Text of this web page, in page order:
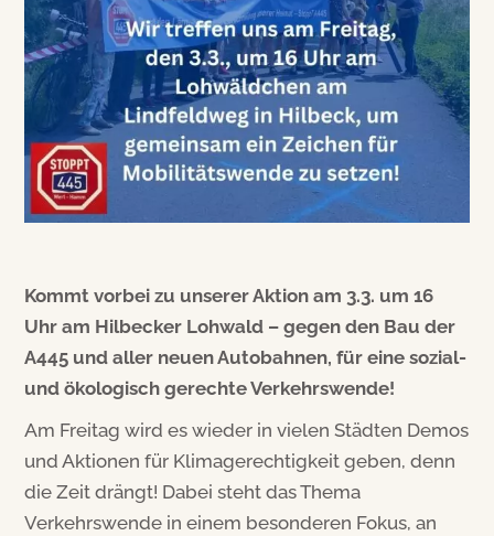
Kommt vorbei zu unserer Aktion am 3.3. um 16
Uhr am Hilbecker Lohwald – gegen den Bau der
A445 und aller neuen Autobahnen, für eine sozial-
und ökologisch gerechte Verkehrswende!
Am Freitag wird es wieder in vielen Städten Demos
und Aktionen für Klimagerechtigkeit geben, denn
die Zeit drängt! Dabei steht das Thema
Verkehrswende in einem besonderen Fokus, an